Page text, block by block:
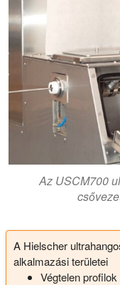
Az USCM700
A Hielscher
alkalmazási területei
Végtelen profilok